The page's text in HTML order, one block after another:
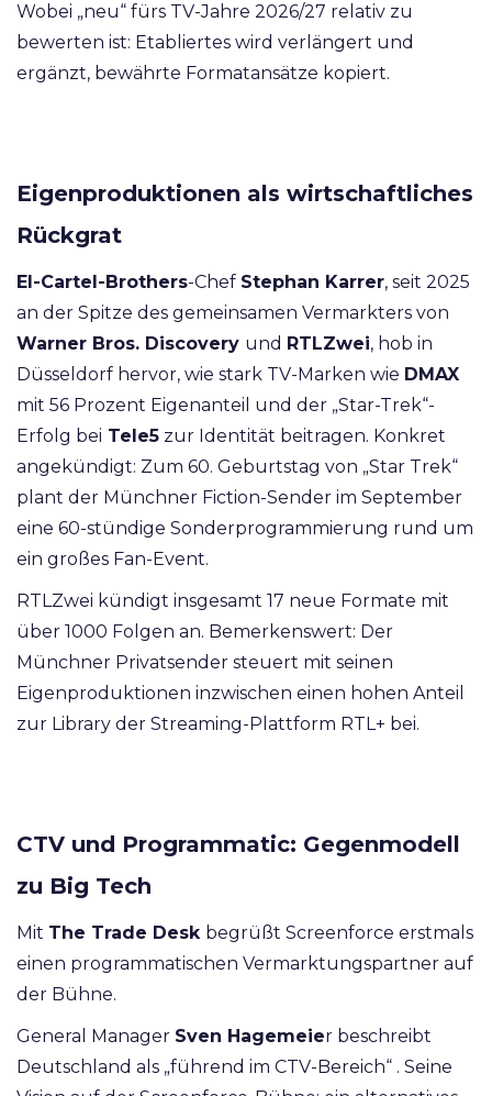
Wobei „neu“ fürs TV-Jahre 2026/27 relativ zu
bewerten ist: Etabliertes wird verlängert und
ergänzt, bewährte Formatansätze kopiert.
Eigenproduktionen als wirtschaftliches
Rückgrat
El-Cartel-Brothers-Chef Stephan Karrer, seit 2025
an der Spitze des gemeinsamen Vermarkters von
Warner Bros. Discovery und RTLZwei, hob in
Düsseldorf hervor, wie stark TV-Marken wie DMAX
mit 56 Prozent Eigenanteil und der „Star-Trek“-
Erfolg bei Tele5 zur Identität beitragen. Konkret
angekündigt: Zum 60. Geburtstag von „Star Trek“
plant der Münchner Fiction-Sender im September
eine 60-stündige Sonderprogrammierung rund um
ein großes Fan-Event.
RTLZwei kündigt insgesamt 17 neue Formate mit
über 1000 Folgen an. Bemerkenswert: Der
Münchner Privatsender steuert mit seinen
Eigenproduktionen inzwischen einen hohen Anteil
zur Library der Streaming-Plattform RTL+ bei.
CTV und Programmatic: Gegenmodell
zu Big Tech
Mit The Trade Desk begrüßt Screenforce erstmals
einen programmatischen Vermarktungspartner auf
der Bühne.
General Manager Sven Hagemeier beschreibt
Deutschland als „führend im CTV-Bereich“ . Seine